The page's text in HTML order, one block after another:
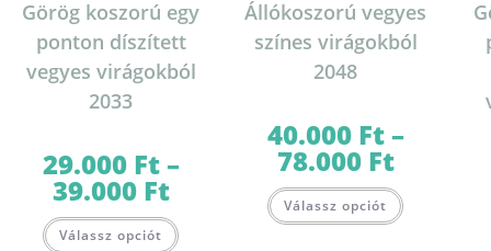
Görög koszorú egy
ponton díszített
vegyes virágokból
2033
29.000 Ft–
39.000 FtÁrtartomány:
29.000 Ft
-
39.000 Ft
Válassz opciót a
Állókoszorú vegyes
színes virágokból
2048
40.000 Ft–
78.000 FtÁrtartomány:
40.000 Ft
-
78.000 Ft
Válassz opciót a